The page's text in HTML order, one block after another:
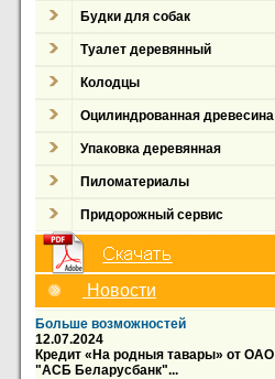
Будки для собак
Туалет деревянный
Колодцы
Оцилиндрованная древесина
Упаковка деревянная
Пиломатериалы
Придорожный сервис
Новости
Больше возможностей
12.07.2024
Кредит «На родныя тавары» от ОАО
"АСБ Беларусбанк"...